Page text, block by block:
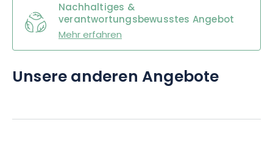
Nachhaltiges &
verantwortungsbewusstes Angebot
Mehr erfahren
Unsere anderen Angebote